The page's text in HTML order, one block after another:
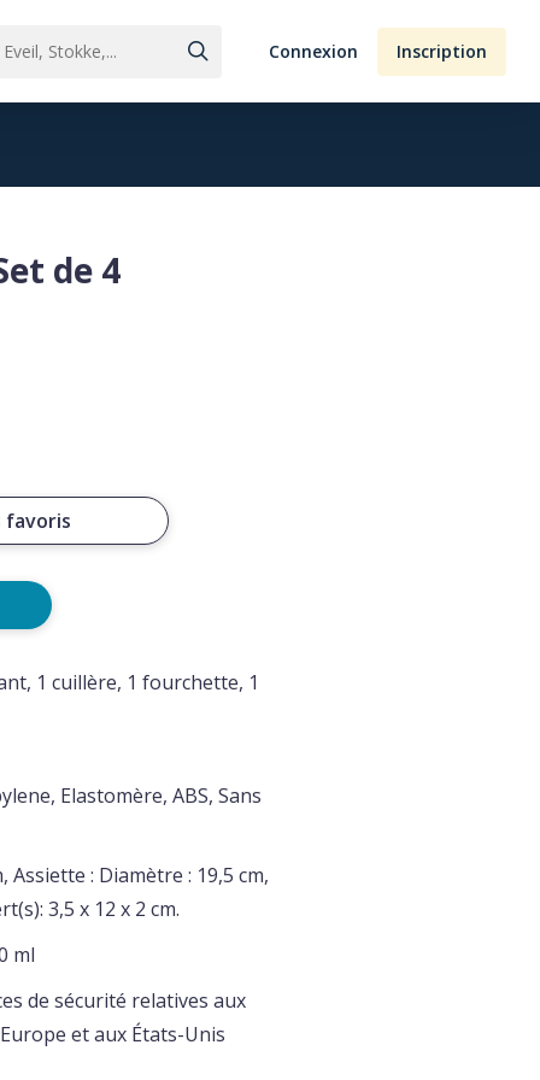
Connexion Inscription
de 4
favoris
1 cuillère, 1 fourchette, 1
Elastomère, ABS, Sans
Assiette : Diamètre : 19,5 cm,
3,5 x 12 x 2 cm.
ml
de sécurité relatives aux
et aux États-Unis